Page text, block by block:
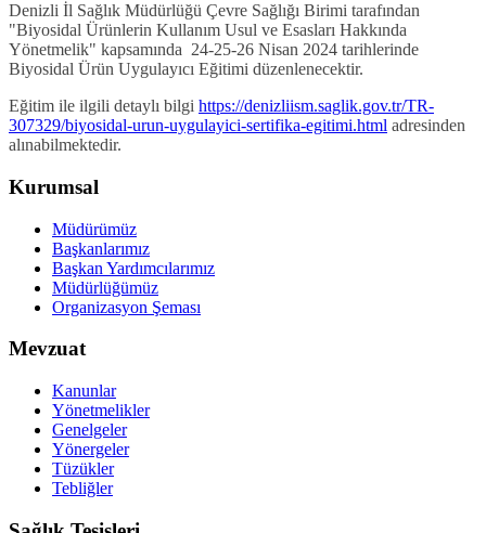
Denizli İl Sağlık Müdürlüğü Çevre Sağlığı Birimi tarafından
"Biyosidal Ürünlerin Kullanım Usul ve Esasları Hakkında
Yönetmelik" kapsamında 24-25-26 Nisan 2024 tarihlerinde
Biyosidal Ürün Uygulayıcı Eğitimi düzenlenecektir.
Eğitim ile ilgili detaylı bilgi https://denizliism.saglik.gov.tr/TR-
307329/biyosidal-urun-uygulayici-sertifika-egitimi.html adresinden
alınabilmektedir.
Kurumsal
Müdürümüz
Başkanlarımız
Başkan Yardımcılarımız
Müdürlüğümüz
Organizasyon Şeması
Mevzuat
Kanunlar
Yönetmelikler
Genelgeler
Yönergeler
Tüzükler
Tebliğler